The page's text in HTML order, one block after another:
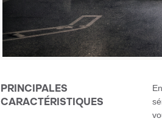
PRINCIPALES
CARACTÉRISTIQUES